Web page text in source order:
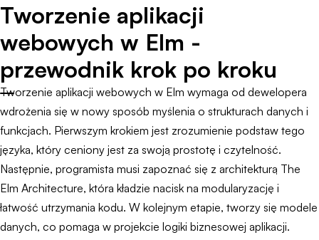
Tworzenie aplikacji
webowych w Elm -
przewodnik krok po kroku
Tworzenie aplikacji webowych w Elm wymaga od dewelopera
wdrożenia się w nowy sposób myślenia o strukturach danych i
funkcjach. Pierwszym krokiem jest zrozumienie podstaw tego
języka, który ceniony jest za swoją prostotę i czytelność.
Następnie, programista musi zapoznać się z architekturą The
Elm Architecture, która kładzie nacisk na modularyzację i
łatwość utrzymania kodu. W kolejnym etapie, tworzy się modele
danych, co pomaga w projekcie logiki biznesowej aplikacji.